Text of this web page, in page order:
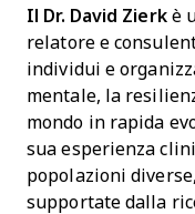
Il Dr. David Zierk è
relatore e
individui e
mentale, la
mondo in rapida
sua esperienza
popolazioni
supportate dalla